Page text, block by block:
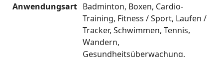
Anwendungsart Badminton Boxen Cardio-
Training Fitness / Sport Laufen /
Tracker Schwimmen Tennis
Wandern
Gesundheitsüberwachung